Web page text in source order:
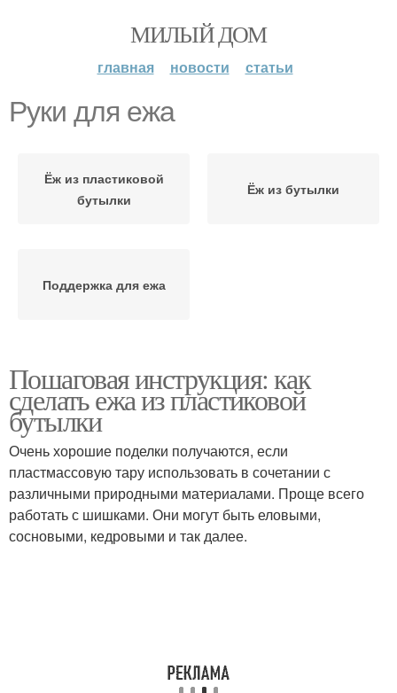
МИЛЫЙ ДОМ
главная новости статьи
Руки для ежа
Ёж из пластиковой
бутылки
Ёж из бутылки
Поддержка для ежа
Пошаговая инструкция: как
сделать ежа из пластиковой
бутылки
Очень хорошие поделки получаются, если
пластмассовую тару использовать в сочетании с
различными природными материалами. Проще всего
работать с шишками. Они могут быть еловыми,
сосновыми, кедровыми и так далее.